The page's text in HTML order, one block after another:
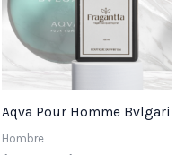
Aqva Pour Homme Bvlgari
Hombre